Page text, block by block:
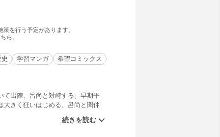
を行う予定があります。
ら 。
学習マンガ 希望コミックス
て出陣、呂尚と対峙する。早期平
大きく狂いはじめる。呂尚と聞仲